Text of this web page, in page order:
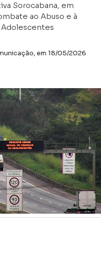
Sorocabana, em
ao Abuso e à
Adolescentes
em 18/05/2026